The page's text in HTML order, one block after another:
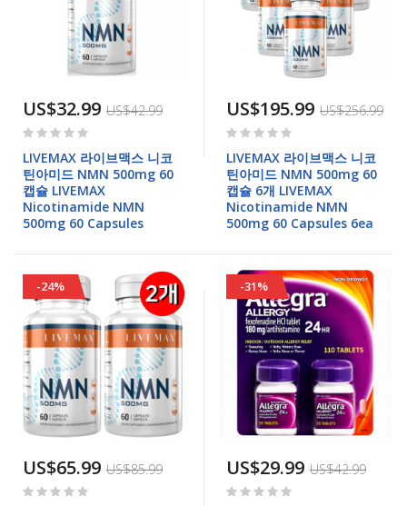
US$32.99 US$42.99
Rating:
LIVEMAX 라이브맥스 니코
틴아미드 NMN 500mg 60
캡슐 LIVEMAX
Nicotinamide NMN
500mg 60 Capsules
US$195.99 US$256.99
Rating:
LIVEMAX 라이브맥스 니코
틴아미드 NMN 500mg 60
캡슐 6개 LIVEMAX
Nicotinamide NMN
500mg 60 Capsules 6ea
-24%
US$65.99 US$85.99
Rating:
-31%
US$29.99 US$42.99
Rating: